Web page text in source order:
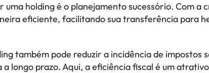
holding é o planejamento sucessório. Com a
eficiente, facilitando sua transferência para
também pode reduzir a incidência de impostos
longo prazo. Aqui, a eficiência fiscal é um